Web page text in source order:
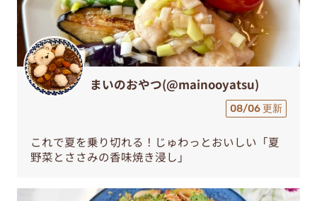
まいのおやつ(@mainooyatsu)
08/06 更新
これで夏を乗り切れる！じゅわっとおいしい「夏
野菜とささみの香味焼き浸し」